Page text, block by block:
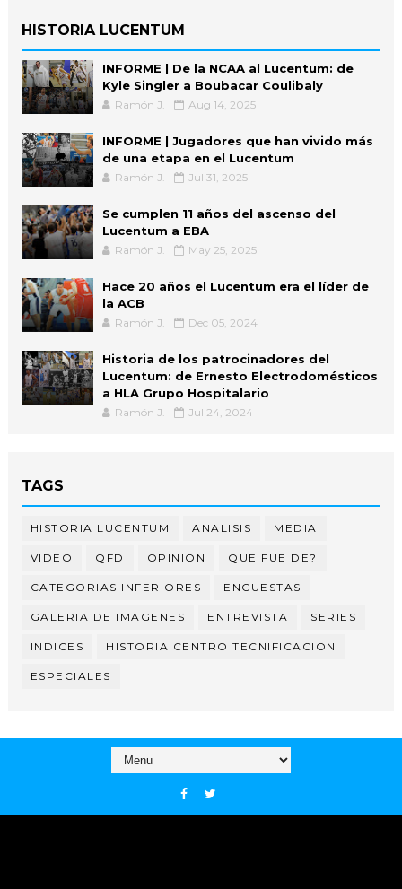
HISTORIA LUCENTUM
INFORME | De la NCAA al Lucentum: de
Kyle Singler a Boubacar Coulibaly
Ramón J. Aug 14, 2025
INFORME | Jugadores que han vivido más
de una etapa en el Lucentum
Ramón J. Jul 31, 2025
Se cumplen 11 años del ascenso del
Lucentum a EBA
Ramón J. May 25, 2025
Hace 20 años el Lucentum era el líder de
la ACB
Ramón J. Dec 05, 2024
Historia de los patrocinadores del
Lucentum: de Ernesto Electrodomésticos
a HLA Grupo Hospitalario
Ramón J. Jul 24, 2024
TAGS
HISTORIA LUCENTUM ANALISIS MEDIA
VIDEO QFD OPINION QUE FUE DE?
CATEGORIAS INFERIORES ENCUESTAS
GALERIA DE IMAGENES ENTREVISTA SERIES
INDICES HISTORIA CENTRO TECNIFICACION
ESPECIALES